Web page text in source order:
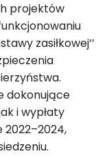
projektów
zasiłkowej’’
dokonujące
i wypłaty